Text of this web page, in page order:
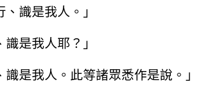
識是我人。」
是我人耶？」
是我人。此等諸眾悉作是說。」